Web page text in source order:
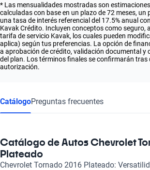
* Las mensualidades mostradas son
calculadas con base en un plazo de 72 meses, un
una tasa de interés referencial del 17.5% anual
Kavak Crédito. Incluyen conceptos como seguro,
tarifa de servicio Kavak, los cuales pueden
aplica) según tus preferencias. La opción de
a aprobación de crédito, validación documental y
del plan. Los términos finales se confirmarán tras
autorización.
CatálogoPreguntas frecuentes
Catálogo de Autos Chevrolet
Plateado
Chevrolet Tornado 2016 Plateado: